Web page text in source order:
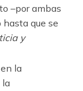
–por ambas
que se
y
la
la